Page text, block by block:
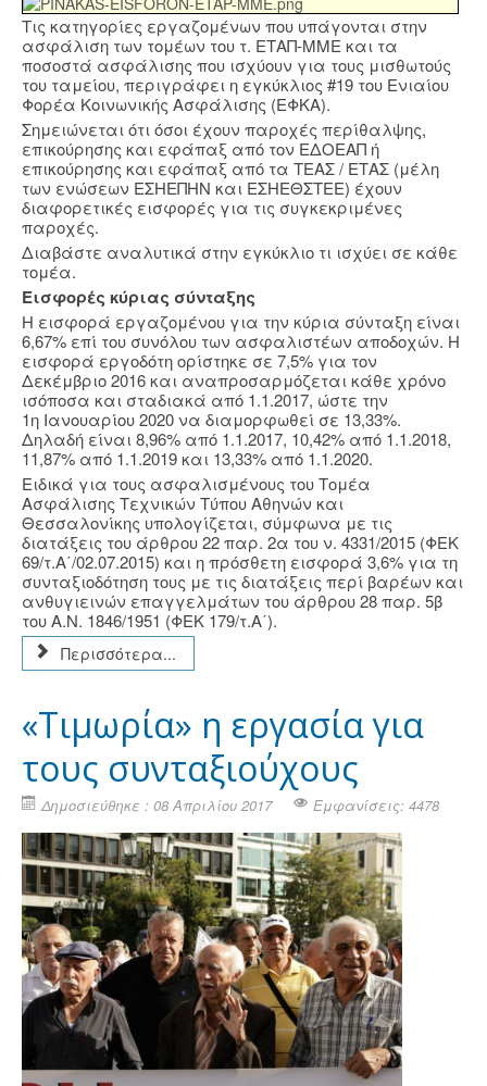
Τις κατηγορίες εργαζομένων που υπάγονται στην
ασφάλιση των τομέων του τ. ΕΤΑΠ-ΜΜΕ και τα
ποσοστά ασφάλισης που ισχύουν για τους μισθωτούς
του ταμείου, περιγράφει η εγκύκλιος #19 του Ενιαίου
Φορέα Κοινωνικής Ασφάλισης (ΕΦΚΑ).
Σημειώνεται ότι όσοι έχουν παροχές περίθαλψης,
επικούρησης και εφάπαξ από τον ΕΔΟΕΑΠ ή
επικούρησης και εφάπαξ από τα ΤΕΑΣ / ΕΤΑΣ (μέλη
των ενώσεων ΕΣΗΕΠΗΝ και ΕΣΗΕΘΣΤΕΕ) έχουν
διαφορετικές εισφορές για τις συγκεκριμένες
παροχές.
Διαβάστε αναλυτικά στην εγκύκλιο τι ισχύει σε κάθε
τομέα.
Εισφορές κύριας σύνταξης
Η εισφορά εργαζομένου για την κύρια σύνταξη είναι
6,67% επί του συνόλου των ασφαλιστέων αποδοχών. Η
εισφορά εργοδότη ορίστηκε σε 7,5% για τον
Δεκέμβριο 2016 και αναπροσαρμόζεται κάθε χρόνο
ισόποσα και σταδιακά από 1.1.2017, ώστε την
1η Ιανουαρίου 2020 να διαμορφωθεί σε 13,33%.
Δηλαδή είναι 8,96% από 1.1.2017, 10,42% από 1.1.2018,
11,87% από 1.1.2019 και 13,33% από 1.1.2020.
Ειδικά για τους ασφαλισμένους του Τομέα
Ασφάλισης Τεχνικών Τύπου Αθηνών και
Θεσσαλονίκης υπολογίζεται, σύμφωνα με τις
διατάξεις του άρθρου 22 παρ. 2α του ν. 4331/2015 (ΦΕΚ
69/τ.Α΄/02.07.2015) και η πρόσθετη εισφορά 3,6% για τη
συνταξιοδότηση τους με τις διατάξεις περί βαρέων και
ανθυγιεινών επαγγελμάτων του άρθρου 28 παρ. 5β
του Α.Ν. 1846/1951 (ΦΕΚ 179/τ.Α΄).
Περισσότερα...
«Τιμωρία» η εργασία για
τους συνταξιούχους
Δημοσιεύθηκε : 08 Απριλίου 2017 Εμφανίσεις: 4478